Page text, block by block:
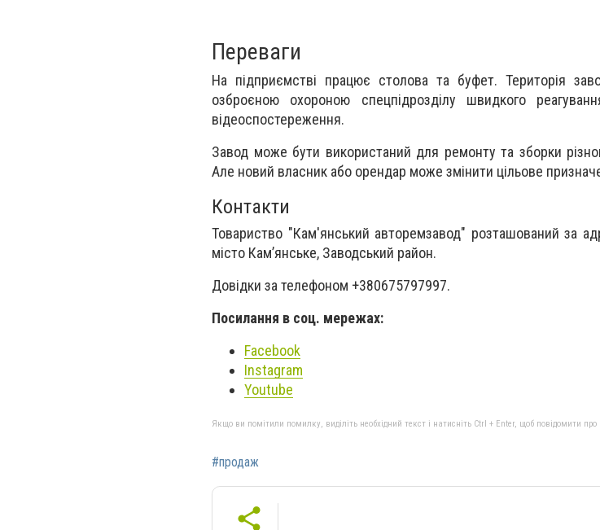
Переваги
На підприємстві працює столова та буфет. Територія
озброєною охороною спецпідрозділу швидкого
відеоспостереження.
Завод може бути використаний для ремонту та зборки
Але новий власник або орендар може змінити цільове
Контакти
Товариство "Кам'янський авторемзавод" розташований за
місто Кам’янське, Заводський район.
Довідки за телефоном +380675797997.
Посилання в соц. мережах:
Facebook
Instagram
Youtube
Якщо ви помітили помилку, виділіть необхідний текст і натисніть Ctrl + Enter, щоб повідомити про
#продаж